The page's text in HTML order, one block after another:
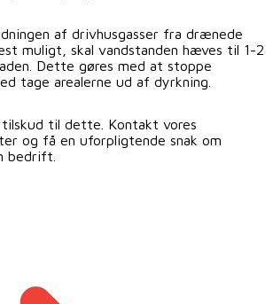
af drivhusgasser fra drænede
muligt, skal vandstanden hæves til 1-2
Dette gøres med at stoppe
tage arealerne ud af dyrkning.
til dette. Kontakt vores
og få en uforpligtende snak om
bedrift.